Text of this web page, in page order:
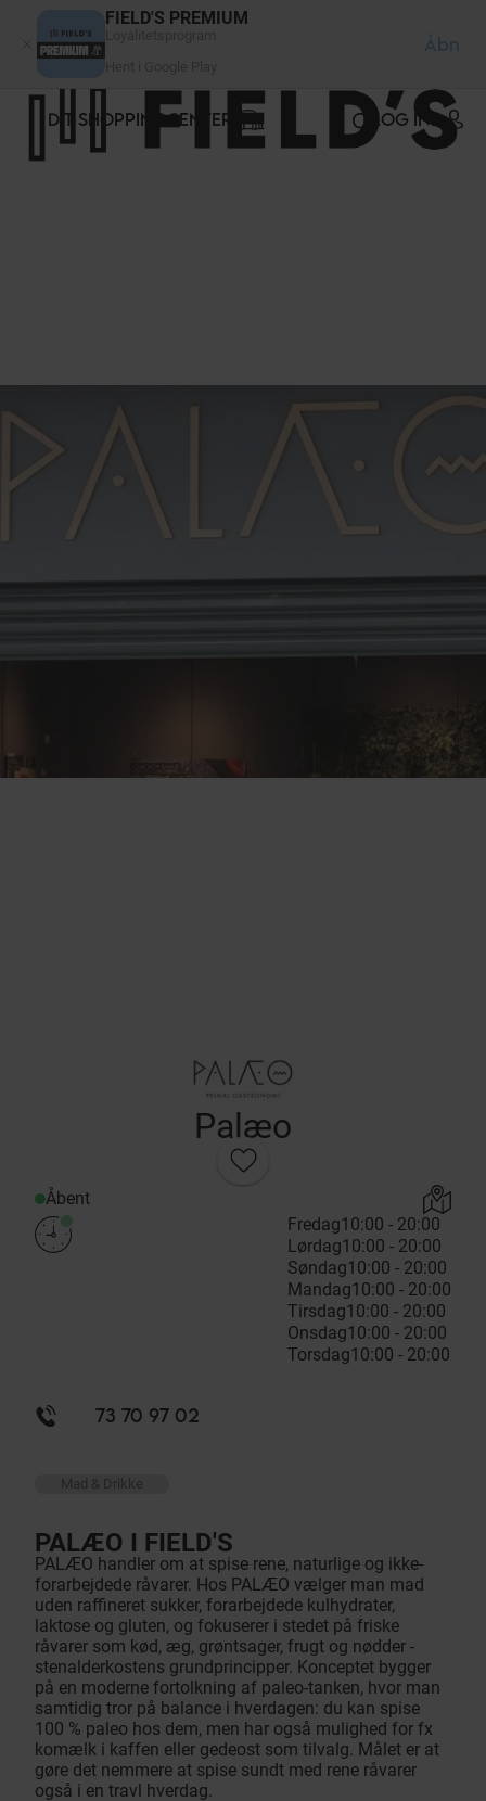
FIELD'S PREMIUM
Åbn
DIT SHOPPINGCENTER LOG IND
Palæo
Åbent
Fredag10:00 - 20:00
Lørdag10:00 - 20:00
Søndag10:00 - 20:00
Mandag10:00 - 20:00
Tirsdag10:00 - 20:00
Onsdag10:00 - 20:00
Torsdag10:00 - 20:00
73 70 97 02
Mad & Drikke
PALÆO I FIELD'S
PALÆO handler om at spise rene, naturlige og ikke-
forarbejdede råvarer. Hos PALÆO vælger man mad
uden raffineret sukker, forarbejdede kulhydrater,
laktose og gluten, og fokuserer i stedet på friske
råvarer som kød, æg, grøntsager, frugt og nødder -
stenalderkostens grundprincipper. Konceptet bygger
på en moderne fortolkning af paleo-tanken, hvor man
samtidig tror på balance i hverdagen: du kan spise
100 % paleo hos dem, men har også mulighed for fx
komælk i kaffen eller gedeost som tilvalg. Målet er at
gøre det nemmere at spise sundt med rene råvarer
også i en travl hverdag.
CCookie-styringspanel